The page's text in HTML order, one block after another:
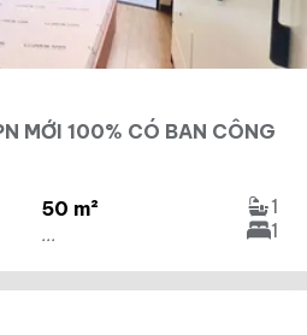
MỚI 100% CÓ BAN CÔNG
50 m²
...
1
1